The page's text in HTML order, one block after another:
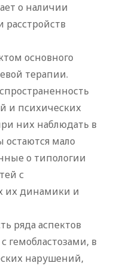
о наличии
расстройств
основного
терапии.
и психических
них наблюдать в
остаются мало
о типологии
с
их динамики и
ряда аспектов
гемобластозами, в
нарушений,